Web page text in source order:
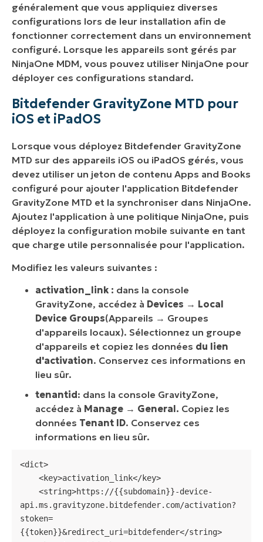
généralement que vous appliquiez diverses
configurations lors de leur installation afin de
fonctionner correctement dans un environnement
configuré. Lorsque les appareils sont gérés par
NinjaOne MDM, vous pouvez utiliser NinjaOne pour
déployer ces configurations standard.
Bitdefender GravityZone MTD pour
iOS et iPadOS
Lorsque vous déployez Bitdefender GravityZone
MTD sur des appareils iOS ou iPadOS gérés, vous
devez utiliser un jeton de contenu Apps and Books
configuré pour ajouter l'application Bitdefender
GravityZone MTD et la synchroniser dans NinjaOne.
Ajoutez l'application à une politique NinjaOne, puis
déployez la configuration mobile suivante en tant
que charge utile personnalisée pour l'application.
Modifiez les valeurs suivantes :
activation_link : dans la console
GravityZone, accédez à Devices → Local
Device Groups(Appareils → Groupes
d'appareils locaux). Sélectionnez un groupe
d'appareils et copiez les données du lien
d'activation. Conservez ces informations en
lieu sûr.
tenantid: dans la console GravityZone,
accédez à Manage → General. Copiez les
données Tenant ID. Conservez ces
informations en lieu sûr.
<dict>
api.ms.gravityzone.bitdefender.com/activation?
stoken=
{{token}}&redirect_uri=bitdefender</string>